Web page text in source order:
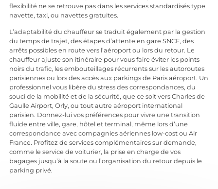
flexibilité ne se retrouve pas dans les services standardisés type
navette, taxi, ou navettes gratuites.
L’adaptabilité du chauffeur se traduit également par la gestion
du temps de trajet, des étapes d’attente en gare SNCF, des
arrêts possibles en route vers l’aéroport ou lors du retour. Le
chauffeur ajuste son itinéraire pour vous faire éviter les points
noirs du trafic, les embouteillages récurrents sur les autoroutes
parisiennes ou lors des accès aux parkings de Paris aéroport. Un
professionnel vous libère du stress des correspondances, du
souci de la mobilité et de la sécurité, que ce soit vers Charles de
Gaulle Airport, Orly, ou tout autre aéroport international
parisien. Donnez-lui vos préférences pour vivre une transition
fluide entre ville, gare, hôtel et terminal, même lors d’une
correspondance avec compagnies aériennes low-cost ou Air
France. Profitez de services complémentaires sur demande,
comme le service de voiturier, la prise en charge de vos
bagages jusqu’à la soute ou l’organisation du retour depuis le
parking privé.